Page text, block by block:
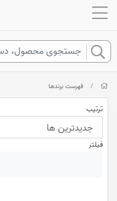
/ فهرست برندها
ترتیب
فیلتر